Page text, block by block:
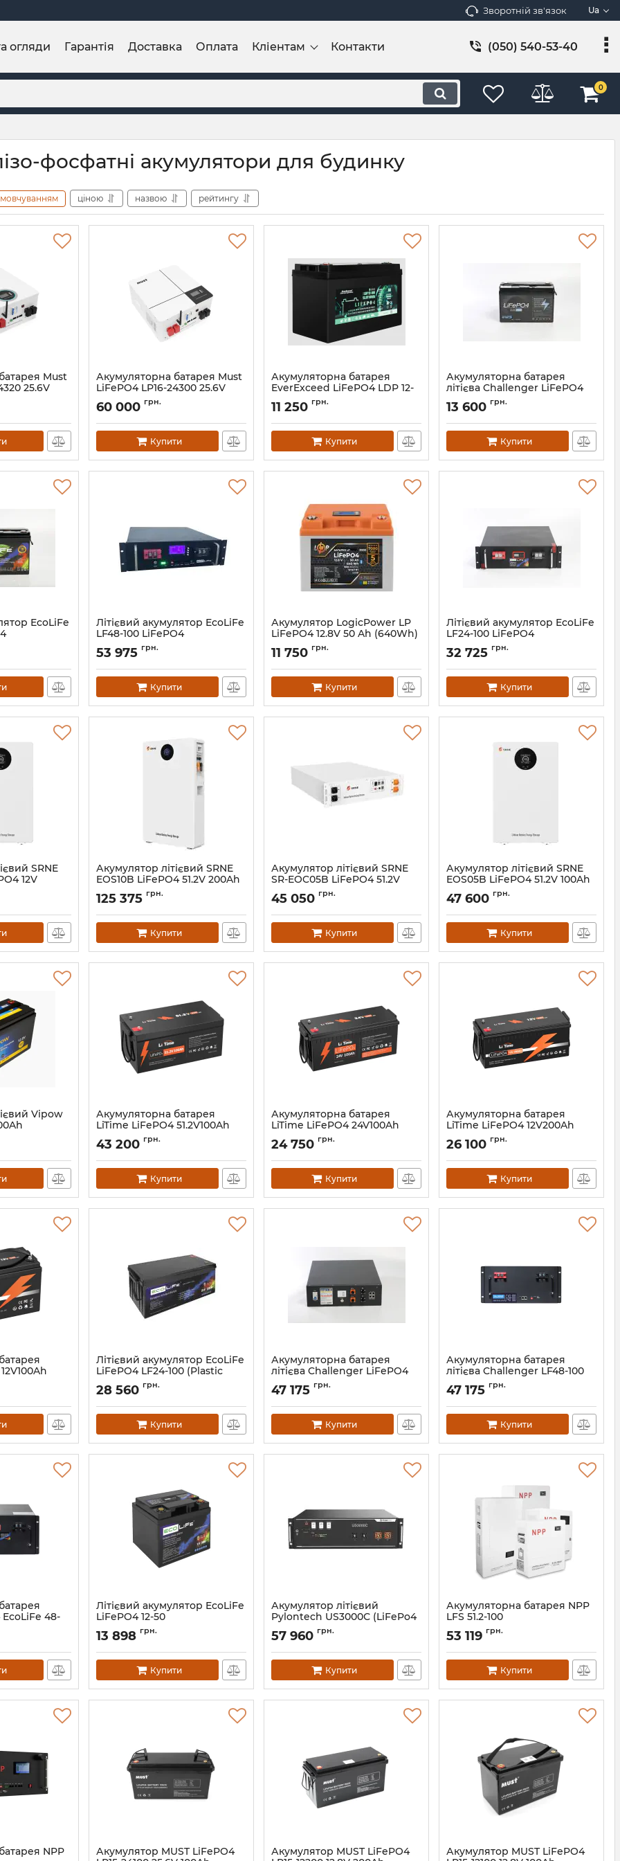
Зворотній зв'язок Ua
огляди Гарантія Доставка Оплата Кліентам Контакти (050) 540-53-40
0
фосфатні акумулятори для будинку
ціною назвою рейтингу
Must
25.6V
Акумуляторна батарея Must
LiFePO4 LP16-24300 25.6V
Артикул: 44317
60 000 грн.
Купити
Акумуляторна батарея
EverExceed LiFePO4 LDP 12-
100 (12.8V-100AH)
Артикул:
11 250 грн.
Купити
Акумуляторна батарея
літієва Challenger LiFePO4
Артикул: АН010318
13 600 грн.
Купити
EcoLiFe
Літієвий акумулятор EcoLiFe
LF48-100 LiFePO4
Артикул: АН010604
53 975 грн.
Купити
Акумулятор LogicPower LP
LiFePO4 12.8V 50 Ah (640Wh)
Артикул: LP30698
11 750 грн.
Купити
Літієвий акумулятор EcoLiFe
LF24-100 LiFePO4
Артикул: АН010599
32 725 грн.
Купити
SRNE
12V
Акумулятор літієвий SRNE
EOS10B LiFePO4 51.2V 200Ah
(48V-200Ah)
Артикул: EOS10B
125 375 грн.
Купити
Акумулятор літієвий SRNE
SR-EOC05B LiFePO4 51.2V
100Ah (48V-100Ah)
Артикул: EOC05B
45 050 грн.
Купити
Акумулятор літієвий SRNE
EOS05B LiFePO4 51.2V 100Ah
(48V-100Ah)
Артикул: EOS05B
47 600 грн.
Купити
Vipow
Акумуляторна батарея
LiTime LiFePO4 51.2V100Ah
BMS 100A
Артикул: litime-51-2-100
43 200 грн.
Купити
Акумуляторна батарея
LiTime LiFePO4 24V100Ah
BMS 100A
Артикул: litime-24-100
24 750 грн.
Купити
Акумуляторна батарея
LiTime LiFePO4 12V200Ah
BMS 100A
Артикул: litime-12-200
26 100 грн.
Купити
Літієвий акумулятор EcoLiFe
LiFePO4 LF24-100 (Plastic
Артикул: 12294
28 560 грн.
Купити
Акумуляторна батарея
літієва Challenger LiFePO4
LFP48-100 CAN
Артикул: 13609
47 175 грн.
Купити
Акумуляторна батарея
літієва Challenger LF48-100
Артикул: АН010324
47 175 грн.
Купити
EcoLiFe 48-
Літієвий акумулятор EcoLiFe
LiFePO4 12-50
Артикул: 12292
13 898 грн.
Купити
Акумулятор літієвий
Pylontech US3000С (LiFePo4
Артикул: 11376
57 960 грн.
Купити
Акумуляторна батарея NPP
LFS 51.2-100
Артикул: 13603
53 119 грн.
Купити
NPP
Акумулятор MUST LiFePO4
Акумулятор MUST LiFePO4
Акумулятор MUST LiFePO4